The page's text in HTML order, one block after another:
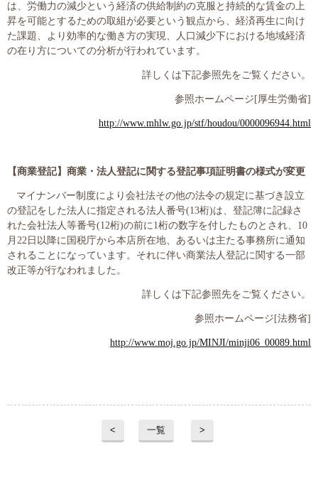
は、労働力の減少という経済の供給制約の克服と持続的な賃金の上
昇を可能とするための取組が必要という観点から、経済再生に向け
た課題、より効率的な働き方の実現、人口減少下における地域経済
の在り方についての分析が行われています。
詳しくは下記参照先をご覧ください。
参照ホームページ [厚生労働省]
http://www.mhlw.go.jp/stf/houdou/0000096944.html
【商業登記】 商業・法人登記に関する登記事項証明書の様式が変更
マイナンバー制度により会社法その他の法令の規定に基づき設立
の登記をした法人に指定される法人番号(13桁)は、登記簿に記録さ
れた会社法人等番号(12桁)の前に1桁の数字を付したものとされ、 10
月 22 日以降に国税庁から本店所在地、あるいは主たる事務所に通知
されることになっています。それに伴い商業法人登記に関する一部
改正等が行なわれました。
詳しくは下記参照先をご覧ください。
参照ホームページ [法務省]
http://www.moj.go.jp/MINJI/minji06_00089.html
< 一覧 >
プライバシーポリシー
06-6889-6018
営業時間: 9：00～18：009：00～18：00